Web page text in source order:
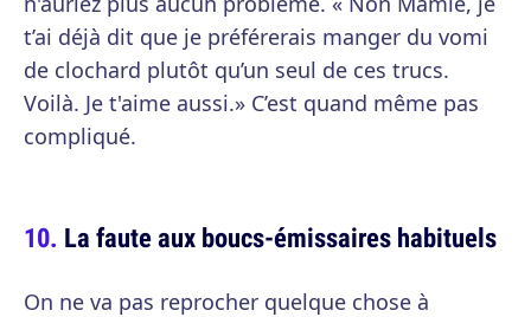
t’ai déjà dit que je préférerais manger du vomi
de clochard plutôt qu’un seul de ces trucs.
Voilà. Je t'aime aussi.» C’est quand même pas
compliqué.
La faute aux boucs-émissaires habituels
On ne va pas reprocher quelque chose à